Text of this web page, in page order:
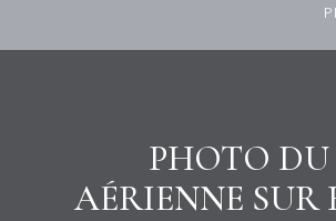
PHOTO DU
AÉRIENNE